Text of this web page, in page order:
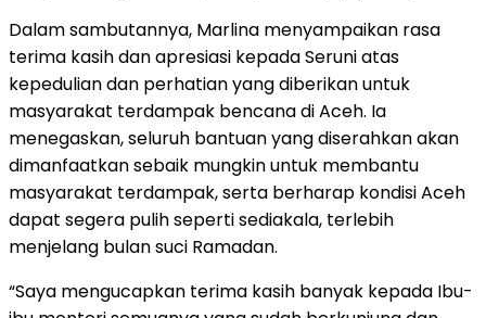
Dalam sambutannya, Marlina menyampaikan rasa
terima kasih dan apresiasi kepada Seruni atas
kepedulian dan perhatian yang diberikan untuk
masyarakat terdampak bencana di Aceh. Ia
menegaskan, seluruh bantuan yang diserahkan akan
dimanfaatkan sebaik mungkin untuk membantu
masyarakat terdampak, serta berharap kondisi Aceh
dapat segera pulih seperti sediakala, terlebih
menjelang bulan suci Ramadan.
“Saya mengucapkan terima kasih banyak kepada Ibu-